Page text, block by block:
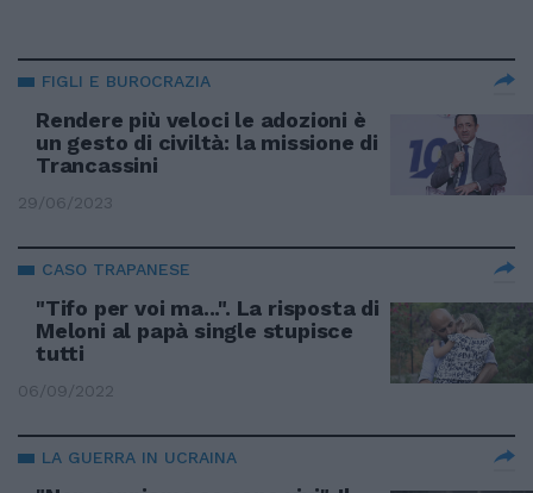
FIGLI E BUROCRAZIA
Rendere più veloci le adozioni è
un gesto di civiltà: la missione di
Trancassini
29/06/2023
CASO TRAPANESE
"Tifo per voi ma...". La risposta di
Meloni al papà single stupisce
tutti
06/09/2022
LA GUERRA IN UCRAINA